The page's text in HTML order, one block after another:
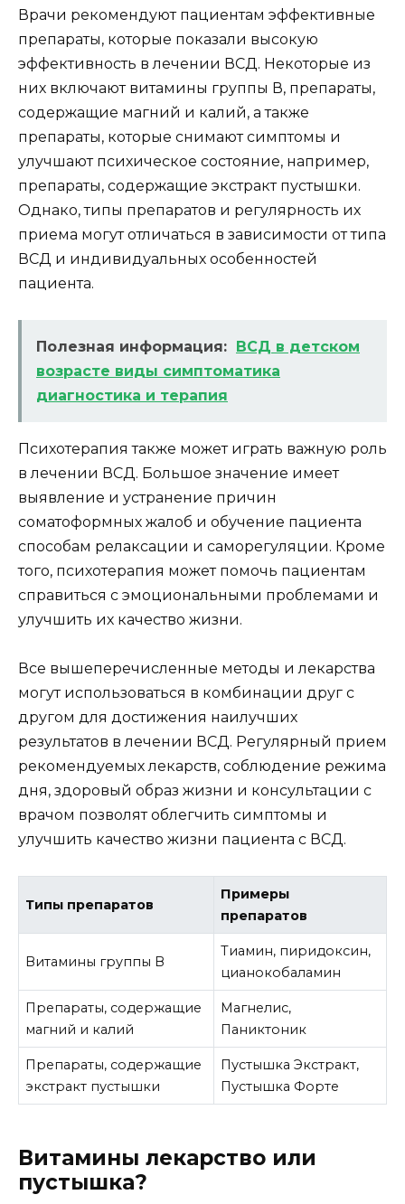
Врачи рекомендуют пациентам эффективные
препараты, которые показали высокую
эффективность в лечении ВСД. Некоторые из
них включают витамины группы В, препараты,
содержащие магний и калий, а также
препараты, которые снимают симптомы и
улучшают психическое состояние, например,
препараты, содержащие экстракт пустышки.
Однако, типы препаратов и регулярность их
приема могут отличаться в зависимости от типа
ВСД и индивидуальных особенностей
пациента.
Полезная информация: ВСД в детском
возрасте виды симптоматика
диагностика и терапия
Психотерапия также может играть важную роль
в лечении ВСД. Большое значение имеет
выявление и устранение причин
соматоформных жалоб и обучение пациента
способам релаксации и саморегуляции. Кроме
того, психотерапия может помочь пациентам
справиться с эмоциональными проблемами и
улучшить их качество жизни.
Все вышеперечисленные методы и лекарства
могут использоваться в комбинации друг с
другом для достижения наилучших
результатов в лечении ВСД. Регулярный прием
рекомендуемых лекарств, соблюдение режима
дня, здоровый образ жизни и консультации с
врачом позволят облегчить симптомы и
улучшить качество жизни пациента с ВСД.
Типы препаратов
Примеры
препаратов
Витамины группы В
Тиамин, пиридоксин,
цианокобаламин
Препараты, содержащие
магний и калий
Магнелис,
Паниктоник
Препараты, содержащие
экстракт пустышки
Пустышка Экстракт,
Пустышка Форте
Витамины лекарство или
пустышка?